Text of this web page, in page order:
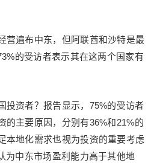
营遍布中东，但阿联酋和沙特是最
的受访者表示其在这两个国家有
投资者？报告显示，75%的受访者
的主要原因，分别有36%和21%的
本地化需求也视为投资的重要考虑
为中东市场盈利能力高于其他地